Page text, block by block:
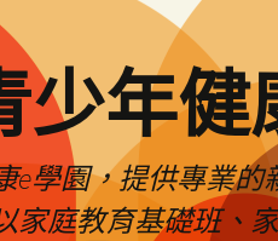
少年健
e學園，提供專業
家庭教育基礎班、